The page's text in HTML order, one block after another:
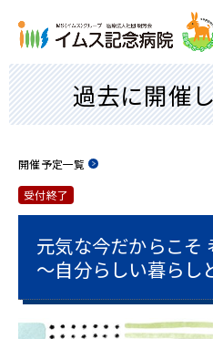
過去に開催
開催予定一覧
受付終了
元気な今だからこそ
～自分らしい暮らし